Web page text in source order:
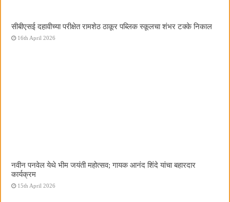
सीबीएसई दहावीच्या परीक्षेत रामशेठ ठाकूर पब्लिक स्कूलचा शंभर टक्के निकाल
16th April 2026
नवीन पनवेल येथे भीम जयंती महोत्सव; गायक आनंद शिंदे यांचा बहारदार
कार्यक्रम
15th April 2026